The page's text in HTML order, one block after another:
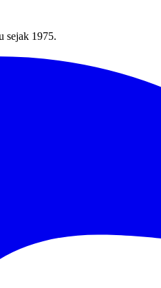
sejak 1975.